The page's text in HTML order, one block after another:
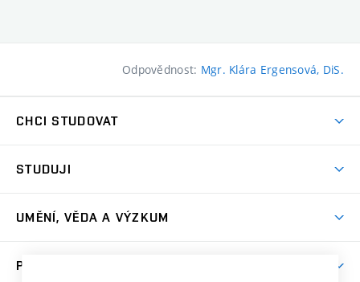
Odpovědnost: Mgr. Klára Ergensová, DiS.
CHCI STUDOVAT
Přijímačky
Dny otevřených dveří
Přípravné kurzy
STUDUJI
Časový plán studia
UMĚNÍ, VĚDA A VÝZKUM
PRO VEŘEJNOST